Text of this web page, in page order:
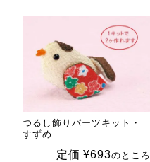
つるし飾りパーツキット・
すずめ
定価 ¥693のところ